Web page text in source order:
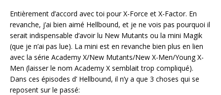
Entièrement d’accord avec toi pour X-Force et X-Factor. En
revanche, j’ai bien aimé Hellbound, et je ne vois pas pourquoi il
serait indispensable d’avoir lu New Mutants ou la mini Magik
(que je n’ai pas lue). La mini est en revanche bien plus en lien
avec la série Academy X/New Mutants/New X-Men/Young X-
Men (laisser le nom Academy X semblait trop compliqué).
Dans ces épisodes d’ Hellbound, il n’y a que 3 choses qui se
reposent sur le passé: